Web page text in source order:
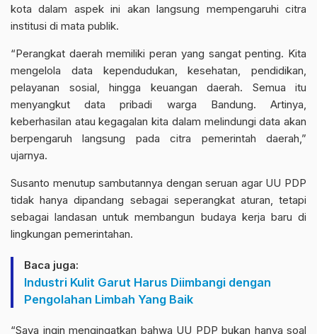
kota dalam aspek ini akan langsung mempengaruhi citra
institusi di mata publik.
“Perangkat daerah memiliki peran yang sangat penting. Kita
mengelola data kependudukan, kesehatan, pendidikan,
pelayanan sosial, hingga keuangan daerah. Semua itu
menyangkut data pribadi warga Bandung. Artinya,
keberhasilan atau kegagalan kita dalam melindungi data akan
berpengaruh langsung pada citra pemerintah daerah,”
ujarnya.
Susanto menutup sambutannya dengan seruan agar UU PDP
tidak hanya dipandang sebagai seperangkat aturan, tetapi
sebagai landasan untuk membangun budaya kerja baru di
lingkungan pemerintahan.
Baca juga:
Industri Kulit Garut Harus Diimbangi dengan
Pengolahan Limbah Yang Baik
“Saya ingin mengingatkan bahwa UU PDP bukan hanya soal